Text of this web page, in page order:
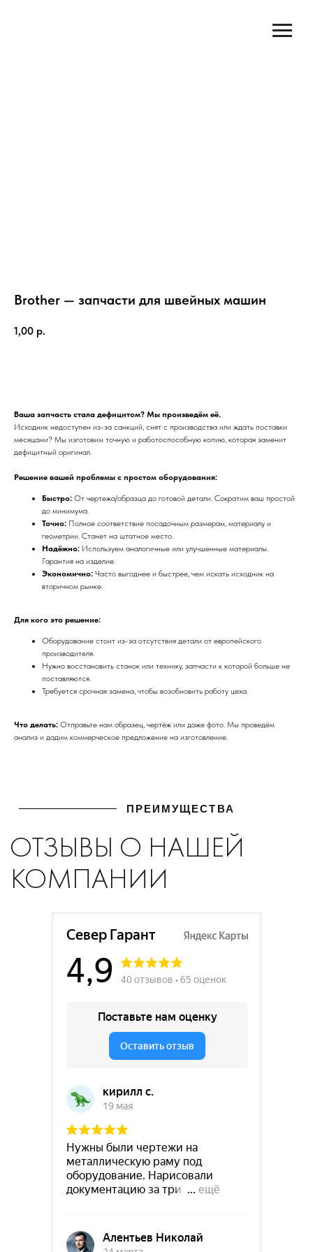
Brother — запчасти для швейных машин
1,00 р.
Ваша запчасть стала дефицитом? Мы произведём её.
Исходник недоступен из-за санкций, снят с производства или ждать поставки
месяцами? Мы изготовим точную и работоспособную копию, которая заменит
дефицитный оригинал.
Решение вашей проблемы с простом оборудования:
Быстро: От чертежа/образца до готовой детали. Сократим ваш простой
до минимума.
Точно: Полное соответствие посадочным размерам, материалу и
геометрии. Станет на штатное место.
Надёжно: Используем аналогичные или улучшенные материалы.
Гарантия на изделие.
Экономично: Часто выгоднее и быстрее, чем искать исходник на
вторичном рынке.
Для кого это решение:
Оборудование стоит из-за отсутствия детали от европейского
производителя.
Нужно восстановить станок или технику, запчасти к которой больше не
поставляются.
Требуется срочная замена, чтобы возобновить работу цеха.
Что делать: Отправьте нам образец, чертёж или даже фото. Мы проведём
анализ и дадим коммерческое предложение на изготовление.
КОМПАНИИ
ПРЕИМУЩЕСТВА